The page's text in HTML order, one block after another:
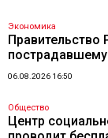
Экономика
06.08.2026 16:50
Общество
Центр